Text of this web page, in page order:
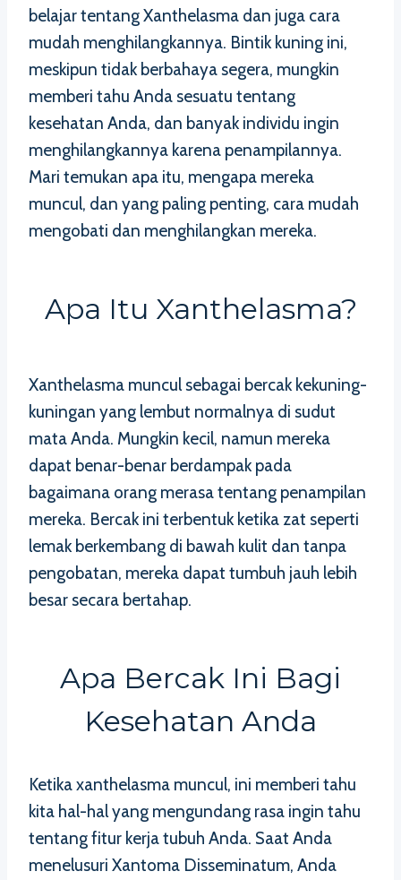
belajar tentang Xanthelasma dan juga cara
mudah menghilangkannya. Bintik kuning ini,
meskipun tidak berbahaya segera, mungkin
memberi tahu Anda sesuatu tentang
kesehatan Anda, dan banyak individu ingin
menghilangkannya karena penampilannya.
Mari temukan apa itu, mengapa mereka
muncul, dan yang paling penting, cara mudah
mengobati dan menghilangkan mereka.
Apa Itu Xanthelasma?
Xanthelasma muncul sebagai bercak kekuning-
kuningan yang lembut normalnya di sudut
mata Anda. Mungkin kecil, namun mereka
dapat benar-benar berdampak pada
bagaimana orang merasa tentang penampilan
mereka. Bercak ini terbentuk ketika zat seperti
lemak berkembang di bawah kulit dan tanpa
pengobatan, mereka dapat tumbuh jauh lebih
besar secara bertahap.
Apa Bercak Ini Bagi
Kesehatan Anda
Ketika xanthelasma muncul, ini memberi tahu
kita hal-hal yang mengundang rasa ingin tahu
tentang fitur kerja tubuh Anda. Saat Anda
menelusuri Xantoma Disseminatum, Anda